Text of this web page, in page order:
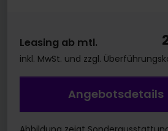
Leasing ab mtl.
inkl. MwSt. und zzgl.
Angebotsdetails